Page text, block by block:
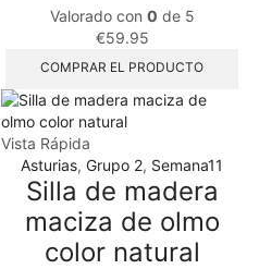
Valorado con 0 de 5
€59.95
COMPRAR EL PRODUCTO
Vista Rápida
Asturias, Grupo 2, Semana11
Silla de madera
maciza de olmo
color natural